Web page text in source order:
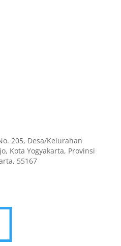
205, Desa/Kelurahan
Kota Yogyakarta, Provinsi
55167